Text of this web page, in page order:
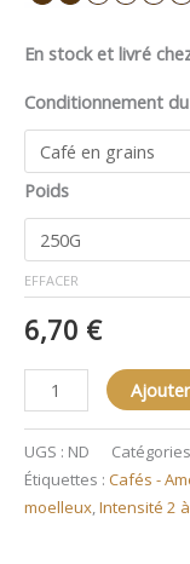
En stock et livré
Conditionnement
Poids
EFFACER
6,70 €
UGS : ND
Étiquettes : Cafés -
moelleux,Intensité 2